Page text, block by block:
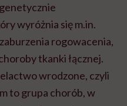
wyróżnia się m.in.
rogowacenia,
tkanki łącznej.
wrodzone, czyli
to grupa chorób, w